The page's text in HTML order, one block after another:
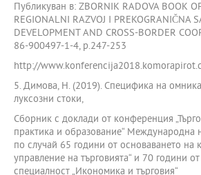
Публикуван в: ZBORNIK RADOVA BOOK
REGIONALNI RAZVOJ I PREKOGRANIČNA
DEVELOPMENT AND CROSS-BORDER
86-900497-1-4, р.247-253
http://
5. Димова, Н. (2019). Специфика на
луксозни стоки,
Сборник с доклади от конференция
практика и образование“ Международна
по случай 65 години от основаването на
управление на търговията“ и 70 години
специалност „Икономика и търговия“